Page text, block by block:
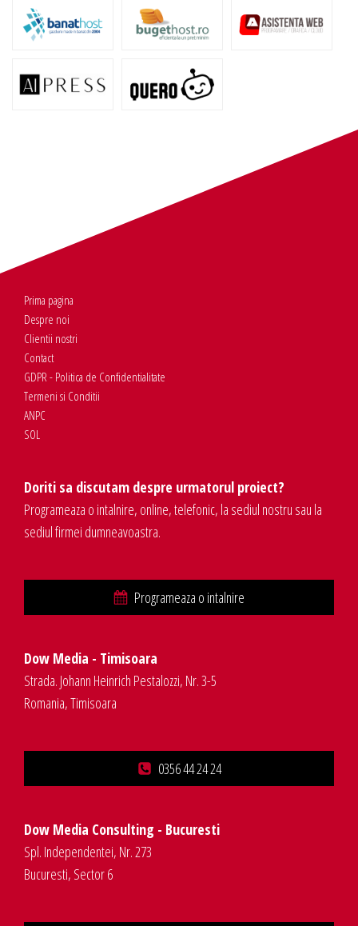
Prima pagina
Despre noi
Clientii nostri
Contact
GDPR - Politica de Confidentialitate
Termeni si Conditii
ANPC
SOL
Doriti sa discutam despre urmatorul proiect?
Programeaza o intalnire, online, telefonic, la sediul nostru sau la
sediul firmei dumneavoastra.
Programeaza o intalnire
Dow Media - Timisoara
Strada. Johann Heinrich Pestalozzi, Nr. 3-5
Romania, Timisoara
0356 44 24 24
Dow Media Consulting - Bucuresti
Spl. Independentei, Nr. 273
Bucuresti, Sector 6